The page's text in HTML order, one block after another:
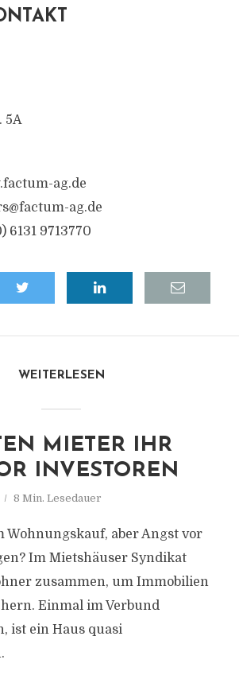
5A
ag.de
ag.de
6131 9713770
WEITERLESEN
MIETER IHR
INVESTOREN
8 Min. Lesedauer
Wohnungskauf, aber Angst vor
Im Mietshäuser Syndikat
zusammen, um Immobilien
Einmal im Verbund
ist ein Haus quasi